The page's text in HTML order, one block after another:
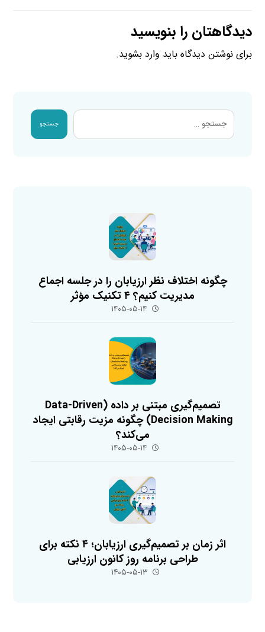
دیدگاهتان را بنویسید
برای نوشتن دیدگاه باید وارد بشوید.
جستجو
چگونه اختلاف نظر ارزیابان را در جلسه اجماع
مدیریت کنیم؟ ۴ تکنیک مؤثر
۱۴۰۵-۰۵-۱۴
تصمیم‌گیری مبتنی بر داده (Data-Driven
Decision Making) چگونه مزیت رقابتی ایجاد
می‌کند؟
۱۴۰۵-۰۵-۱۴
اثر زمان بر تصمیم‌گیری ارزیابان؛ ۴ نکته برای
طراحی برنامه روز کانون ارزیابی
۱۴۰۵-۰۵-۱۳